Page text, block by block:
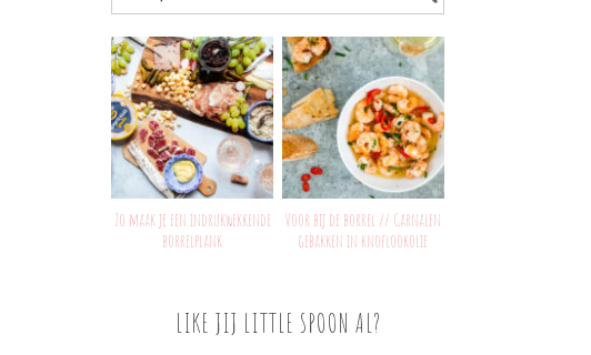
Zo maak je een indrukwekkende
borrelplank
Voor bij de borrel // Garnalen
gebakken in knoflookolie
LIKE JIJ LITTLE SPOON AL?